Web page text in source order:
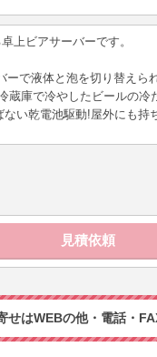
上ビアサーバーです。
で液体と泡を切り替えら
蔵庫で冷やしたビールの
い乾電池駆動!屋外にも持
はWEBの他・電話・